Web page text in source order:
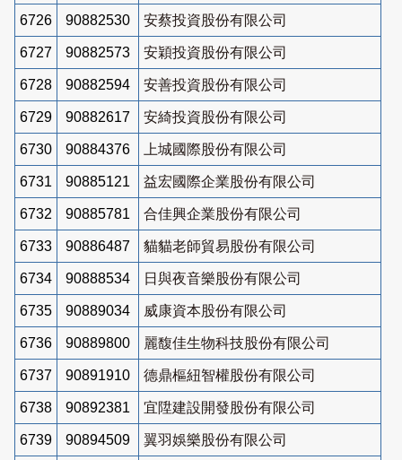
6726 90882530 安蔡投資股份有限公司
6727 90882573 安穎投資股份有限公司
6728 90882594 安善投資股份有限公司
6729 90882617 安綺投資股份有限公司
6730 90884376 上城國際股份有限公司
6731 90885121 益宏國際企業股份有限公司
6732 90885781 合佳興企業股份有限公司
6733 90886487 貓貓老師貿易股份有限公司
6734 90888534 日與夜音樂股份有限公司
6735 90889034 威康資本股份有限公司
6736 90889800 麗馥佳生物科技股份有限公司
6737 90891910 德鼎樞紐智權股份有限公司
6738 90892381 宜陞建設開發股份有限公司
6739 90894509 翼羽娛樂股份有限公司